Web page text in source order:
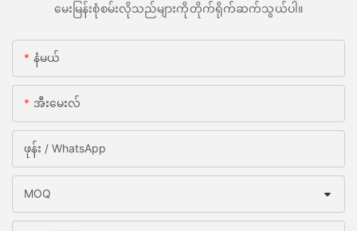
မေးမြန်းစုံစမ်းလိုသည်များကိုတိုက်ရိုက်ဆက်သွယ်ပါ။
နံမယ်
အီးမေးလ်
ဖုန်း / WhatsApp
MOQ